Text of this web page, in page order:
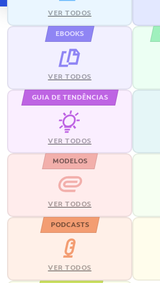
VER TODOS
EBOOKS
VER TODOS
GUIA DE TENDÊNCIAS
VER TODOS
MODELOS
VER TODOS
PODCASTS
VER TODOS